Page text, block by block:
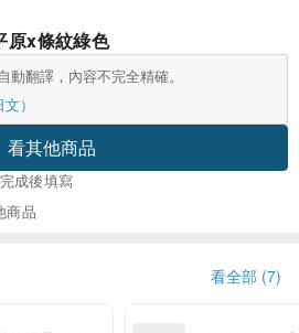
原x條紋綠色
翻譯，內容不完全精確。
）
看其他商品
成後填寫
商品
看全部 (7)